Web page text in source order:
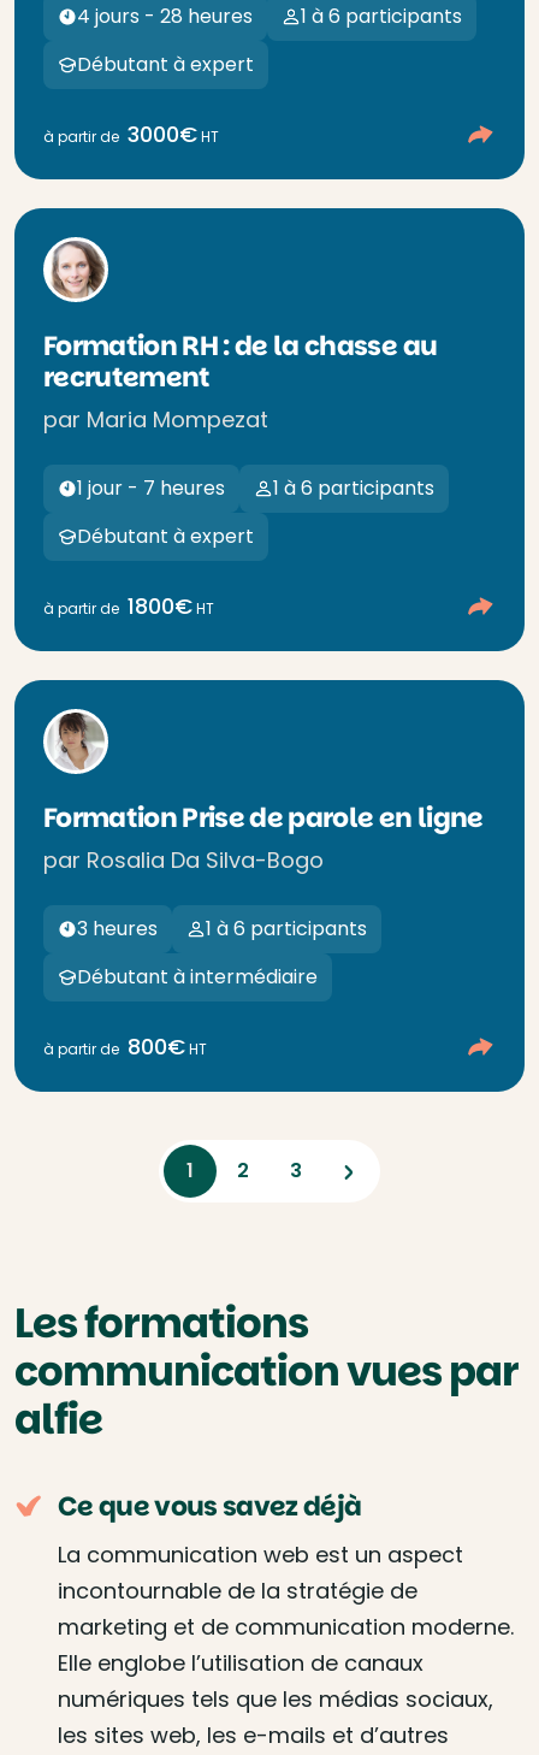
4 jours - 28 heures
1 à 6 participants
Débutant à expert
à partir de 3000€HT
Formation RH : de la chasse au
recrutement
par Maria Mompezat
1 jour - 7 heures
1 à 6 participants
Débutant à expert
à partir de 1800€HT
Formation Prise de parole en ligne
par Rosalia Da Silva-Bogo
3 heures
1 à 6 participants
Débutant à intermédiaire
à partir de 800€HT
1 2 3 Next
Les formations
communication vues par
alfie
Ce que vous savez déjà
La communication web est un aspect
incontournable de la stratégie de
marketing et de communication moderne.
Elle englobe l’utilisation de canaux
numériques tels que les médias sociaux,
les sites web, les e-mails et d’autres